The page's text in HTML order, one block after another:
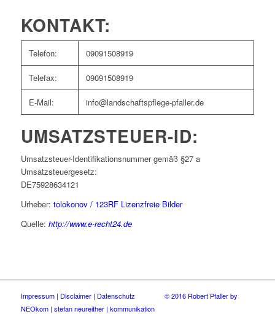
KONTAKT:
Telefon: 09091508919
Telefax: 09091508919
E-Mail: info@landschaftspflege-pfaller.de
UMSATZSTEUER-ID:
Umsatzsteuer-Identifikationsnummer gemäß §27 a
Umsatzsteuergesetz:
DE75928634121
Urheber: tolokonov / 123RF Lizenzfreie Bilder
Quelle: http://www.e-recht24.de
Impressum | Disclaimer | Datenschutz
© 2016 Robert Pfaller by
NEOkom | stefan neureither | kommunikation